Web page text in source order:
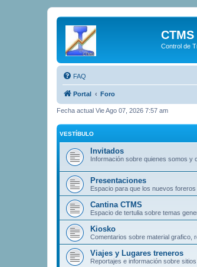
CTMS
Control de
FAQ
Portal Foro
Fecha actual Vie Ago 07, 2026 7:57 am
VESTÍBULO
Invitados
Información sobre quienes somos y
Presentaciones
Espacio para que los nuevos
Cantina CTMS
Espacio de tertulia sobre temas
Kiosko
Comentarios sobre material grafico,
Viajes y Lugares treneros
Reportajes e información sobre